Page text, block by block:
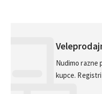
Nudimo razne
kupce.